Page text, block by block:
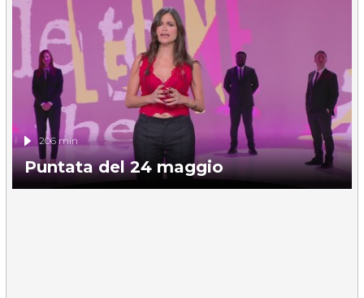
Puntata del 24 maggio
206 min